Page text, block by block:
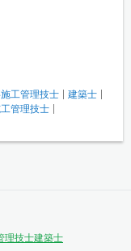
工管理技士
建築士
管理技士
理技士建築士